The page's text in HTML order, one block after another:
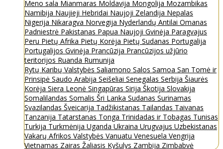
Meno sala Mianmaras Moldavija Mongolija Mozambikas
Namibija Naujieji Hebridai Naujoji Zelandija Nepalas
Nigerija Nikaragva Norvegija Nyderlandų Antilai Omanas
Padniestrė Pakistanas Papua Naujoji Gvinėja Paragvajus
Peru Pietų Afrika Pietų Korėja Pietų Sudanas Portugalija
Portugalijos Gvinėja Prancūzija Prancūzijos užjūrio
teritorijos Ruanda Rumunija
Rytų Karibų Valstybės Saliamono Salos Samoa San Tomė ir
Prinsipė Saudo Arabija Seišeliai Senegalas Serbija Šiaurės
Korėja Siera Leonė Singapūras Sirija Škotija Slovakija
Somalilandas Somalis Šri Lanka Sudanas Surinamas
Svazilandas Šveicarija Tadžikistanas Tailandas Taivanas
Tanzanija Tatarstanas Tonga Trinidadas ir Tobagas Tunisas
Turkija Turkmėnija Uganda Ukraina Urugvajus Uzbekistanas
Vakarų Afrikos Valstybės Vanuatu Venesuela Vengrija
Vietnamas Zairas Žaliasis Kyšulys Zambija Zimbabvė